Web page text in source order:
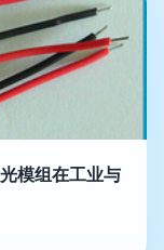
模组在工业与